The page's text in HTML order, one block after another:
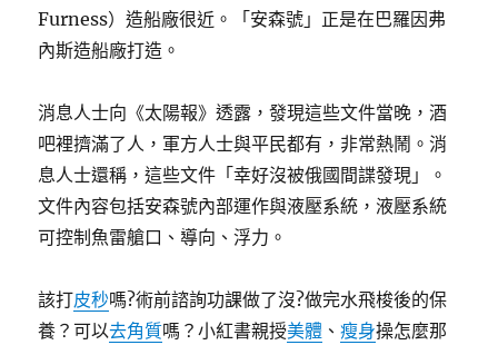
Furness）造船廠很近。「安森號」正是在巴羅因弗
內斯造船廠打造。
消息人士向《太陽報》透露，發現這些文件當晚，酒
吧裡擠滿了人，軍方人士與平民都有，非常熱鬧。消
息人士還稱，這些文件「幸好沒被俄國間諜發現」。
文件內容包括安森號內部運作與液壓系統，液壓系統
可控制魚雷艙口、導向、浮力。
該打皮秒嗎?術前諮詢功課做了沒?做完水飛梭後的保
養？可以去角質嗎？小紅書親授美體 、瘦身操怎麼那